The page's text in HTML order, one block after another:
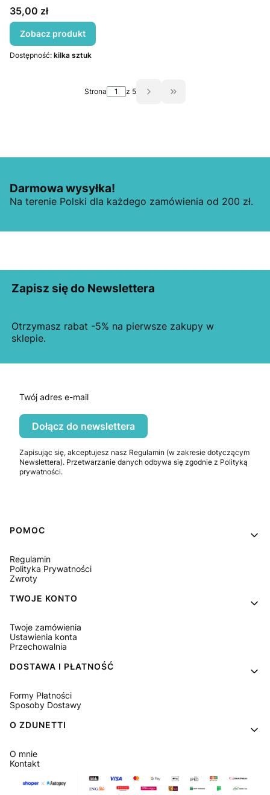
Cena
35,00 zł
Zobacz produkt
Dostępność: kilka sztuk
Strona z 5 Przejdź do ostatniej
Darmowa wysyłka!
Na terenie Polski dla każdego zamówienia od 200 zł.
Zapisz się do Newslettera
Otrzymasz rabat -5% na pierwsze zakupy w
sklepie.
Twój adres e-mail
Dołącz do newslettera
Zapisując się, akceptujesz nasz Regulamin (w zakresie dotyczącym
Newslettera). Przetwarzanie danych odbywa się zgodnie z Polityką
prywatności.
Linki w stopce
POMOC
Regulamin
Polityka Prywatności
Zwroty
TWOJE KONTO
Twoje zamówienia
Ustawienia konta
Przechowalnia
DOSTAWA I PŁATNOŚĆ
Formy Płatności
Sposoby Dostawy
O ZDUNETTI
O mnie
Kontakt